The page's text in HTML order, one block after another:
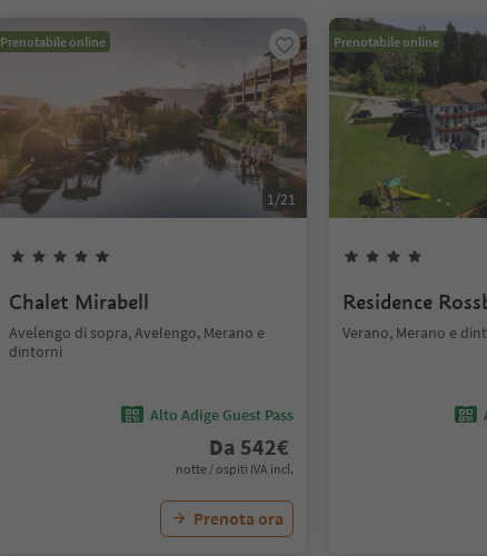
Prenotabile online
1/21
Chalet Mirabell
Avelengo di sopra, Avelengo, Merano e
dintorni
Alto Adige Guest Pass
Da 542€
notte / ospiti IVA incl.
Prenota ora
Prenotabile online
Residence
Verano, Merano e